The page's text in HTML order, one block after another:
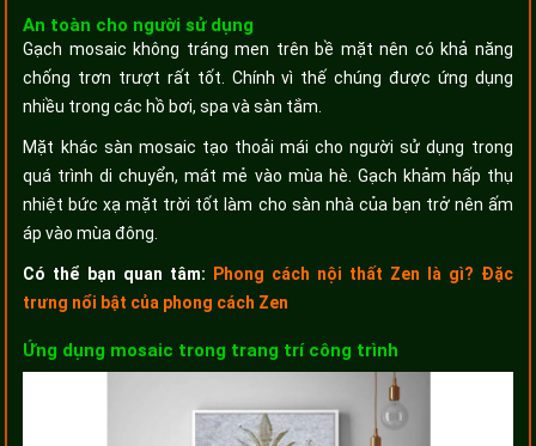
An toàn cho người sử dụng
Gạch mosaic không tráng men trên bề mặt nên có khả năng
chống trơn trượt rất tốt. Chính vì thế chúng được ứng dụng
nhiều trong các hồ bơi, spa và sàn tắm.
Mặt khác sàn mosaic tạo thoải mái cho người sử dụng trong
quá trình di chuyển, mát mẻ vào mùa hè. Gạch khảm hấp thụ
nhiệt bức xạ mặt trời tốt làm cho sàn nhà của bạn trở nên ấm
áp vào mùa đông.
Có thể bạn quan tâm:
Phong cách nội thất Zen là gì? Đặc
trưng nổi bật của phong cách Zen
Ứng dụng mosaic trong trang trí công trình